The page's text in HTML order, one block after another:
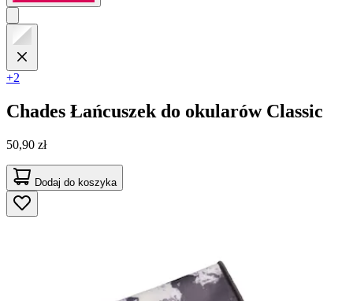
+2
Chades Łańcuszek do okularów Classic
50,90 zł
Dodaj do koszyka